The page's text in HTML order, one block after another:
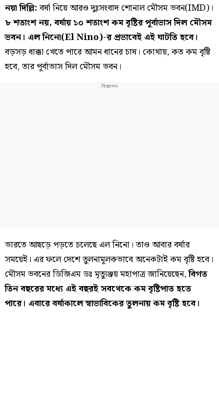
নয়া দিল্লি:বর্ষা নিয়ে আরও দুঃসংবাদ শোনাল মৌসম ভবন(IMD)।
৮ শতাংশ নয়, বর্ষায় ১০ শতাংশ কম বৃষ্টির পূর্বাভাস দিল মৌসম
ভবন। এল নিনো(El Nino)-র প্রভাবেই এই ঘাটতি হবে।
বড়সড় ধাক্কা খেতে পারে আমন ধানের চাষ। কোথায়, কত কম বৃষ্টি
হবে, তার পূর্বাভাস দিল মৌসম ভবন।
ভারতে আছড়ে পড়তে চলেছে এল নিনো। তাও আবার বর্ষার
সময়েই। এর ফলে দেশে তুলনামূলকভাবে অনেকটাই কম বৃষ্টি হবে।
মৌসম ভবনের ডিজিএম ডঃ মৃত্যুঞ্জয় মহাপাত্র জানিয়েছেন,বিগত
তিন বছরের মধ্যে এই বছরই সবথেকে কম বৃষ্টিপাত হতে
পারে। এবারে বর্ষাকালে স্বাভাবিকের তুলনায় কম বৃষ্টি হবে।